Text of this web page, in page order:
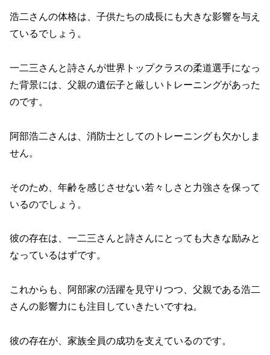
浩二さんの体格は、子供たちの成長にも大きな影響を与え
ているでしょう。
一二三さんと詩さんが世界トップクラスの柔道選手になっ
た背景には、父親の遺伝子と厳しいトレーニングがあった
のです。
阿部浩二さんは、消防士としてのトレーニングも欠かしま
せん。
そのため、年齢を感じさせない若々しさと力強さを保って
いるのでしょう。
彼の存在は、一二三さんと詩さんにとっても大きな励みと
なっているはずです。
これからも、阿部家の活躍を見守りつつ、父親である浩二
さんの影響力にも注目していきたいですね。
彼の存在が、家族全員の成功を支えているのです。